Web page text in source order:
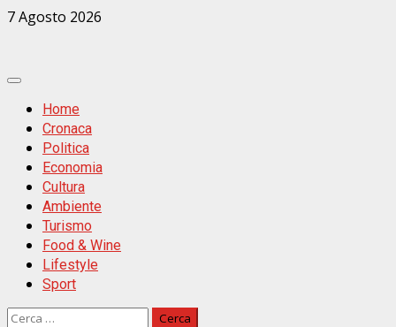
Zum
7 Agosto 2026
Primäres
MenüHome
Cronaca
Politica
Economia
Cultura
Ambiente
Turismo
Food & Wine
Lifestyle
Sport
Ricerca